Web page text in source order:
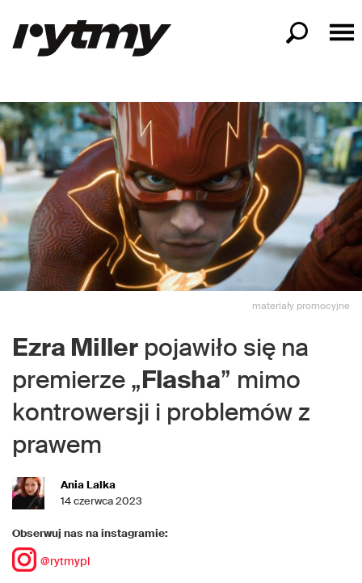
materiały promocyjne
Ezra Miller pojawiło się na
premierze „Flasha” mimo
kontrowersji i problemów z
prawem
Ania Lalka
14 czerwca 2023
Obserwuj nas na instagramie:
@rytmypl